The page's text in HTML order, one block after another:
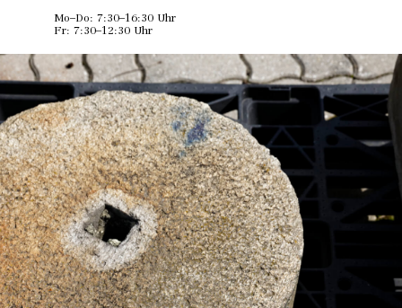
Mo–Do: 7:30–16:30 Uhr
Fr: 7:30–12:30 Uhr